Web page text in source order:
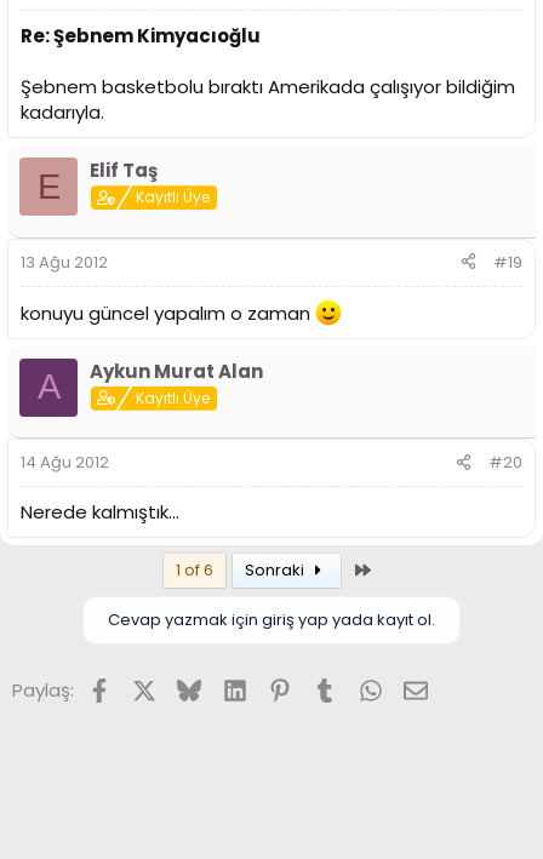
Re: Şebnem Kimyacıoğlu
Şebnem basketbolu bıraktı Amerikada çalışıyor bildiğim
kadarıyla.
E Elif Taş
Kayıtlı Üye
13 Ağu 2012 #19
konuyu güncel yapalım o zaman
A Aykun Murat Alan
Kayıtlı Üye
14 Ağu 2012 #20
Nerede kalmıştık...
1 of 6 Sonraki
Cevap yazmak için giriş yap yada kayıt ol.
Paylaş: FacebookX (Twitter)
BlueskyLinkedInPinterest
TumblrWhatsApp
E-posta